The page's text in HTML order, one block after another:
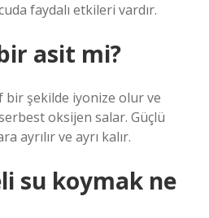
faydalı etkileri vardır.
asit mi?
bir şekilde iyonize olur ve
oksijen salar. Güçlü
ayrılır ve ayrı kalır.
su koymak ne